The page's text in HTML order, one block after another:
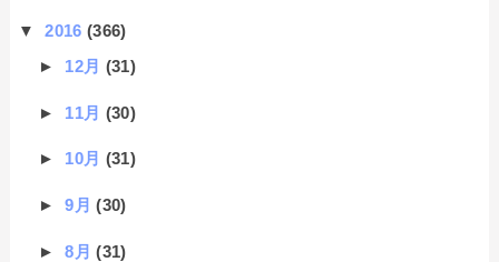
▼2016(366)
► 12月 (31)
► 11月 (30)
► 10月 (31)
►9月(30)
►8月(31)